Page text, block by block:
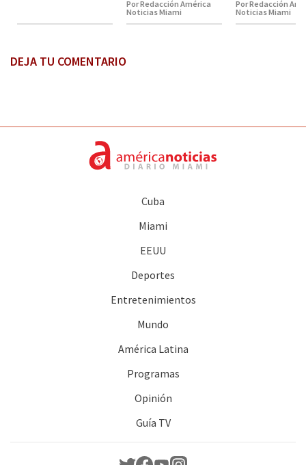
Por Redacción América
Noticias Miami
Por Redacción
Noticias Miami
DEJA TU COMENTARIO
Cuba
Miami
EEUU
Deportes
Entretenimientos
Mundo
América Latina
Programas
Opinión
Guía TV